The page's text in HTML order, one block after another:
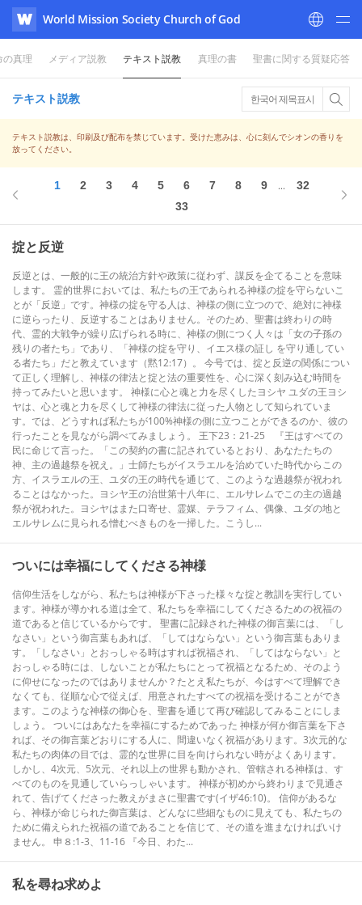
WATV
World Mission Society Church of God
の真理 メディア説教 テキスト説教 真理の書 聖書に関する質疑応答
テキスト説教 한국어 제목표시
テキスト説教は、印刷及び配布を禁じています。受けた恵みは、心に刻んでシオンの香りを
放ってください。
1 2 3 4 5 6 7 8 9 ...
32
33
掟と反逆
反逆とは、一般的に王の統治方針や政策に従わず、謀反を企てることを意味
します。 霊的世界においては、私たちの王であられる神様の掟を守らないこ
とが「反逆」です。神様の掟を守る人は、神様の側に立つので、絶対に神様
に逆らったり、反逆することはありません。そのため、聖書は終わりの時
代、霊的大戦争が繰り広げられる時に、神様の側につく人々は「女の子孫の
残りの者たち」であり、「神様の掟を守り、イエス様の証し を守り通してい
る者たち」だと教えています（黙12:17）。 今号では、掟と反逆の関係につい
て正しく理解し、神様の律法と掟と法の重要性を、心に深く刻み込む時間を
持ってみたいと思います。 神様に心と魂と力を尽くしたヨシヤ ユダの王ヨシ
ヤは、心と魂と力を尽くして神様の律法に従った人物として知られていま
す。では、どうすれば私たちが100%神様の側に立つことができるのか、彼の
行ったことを見ながら調べてみましょう。 王下23：21-25 『王はすべての
民に命じて言った。「この契約の書に記されているとおり、あなたたちの
神、主の過越祭を祝え。」士師たちがイスラエルを治めていた時代からこの
方、イスラエルの王、ユダの王の時代を通じて、このような過越祭が祝われ
ることはなかった。ヨシヤ王の治世第十八年に、エルサレムでこの主の過越
祭が祝われた。ヨシヤはまた口寄せ、霊媒、テラフィム、偶像、ユダの地と
エルサレムに見られる憎むべきものを一掃した。こうし...
ついには幸福にしてくださる神様
信仰生活をしながら、私たちは神様が下さった様々な掟と教訓を実行してい
ます。神様が導かれる道は全て、私たちを幸福にしてくださるための祝福の
道であると信じているからです。 聖書に記録された神様の御言葉には、「し
なさい」という御言葉もあれば、「してはならない」という御言葉もありま
す。「しなさい」とおっしゃる時はすれば祝福され、「してはならない」と
おっしゃる時には、しないことが私たちにとって祝福となるため、そのよう
に仰せになったのではありませんか？たとえ私たちが、今はすべて理解でき
なくても、従順な心で従えば、用意されたすべての祝福を受けることができ
ます。このような神様の御心を、聖書を通じて再び確認してみることにしま
しょう。 ついにはあなたを幸福にするためであった 神様が何か御言葉を下さ
れば、その御言葉どおりにする人に、間違いなく祝福があります。3次元的な
私たちの肉体の目では、霊的な世界に目を向けられない時がよくあります。
しかし、4次元、5次元、それ以上の世界も動かされ、管轄される神様は、す
べてのものを見通していらっしゃいます。 神様が初めから終わりまで見通さ
れて、告げてくださった教えがまさに聖書です(イザ46:10)。 信仰があるな
ら、神様が命じられた御言葉は、どんなに些細なものに見えても、私たちの
ために備えられた祝福の道であることを信じて、その道を進まなければいけ
ません。 申８:1-3、11-16 『今日、わた...
私を尋ね求めよ